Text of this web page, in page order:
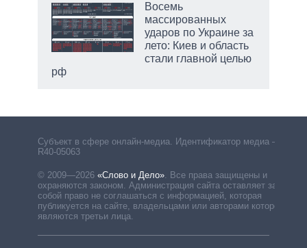
Восемь
массированных
ударов по Украине за
лето: Киев и область
стали главной целью
рф
Субъект в сфере онлайн-медиа. Идентификатор медиа –
R40-05063
© 2009—2026 «Слово и Дело». Все права защищены и
охраняются законом. Администрация сайта оставляет за
собой право не соглашаться с информацией, которая
публикуется на сайте, владельцами или авторами которой
являются третьи лица.